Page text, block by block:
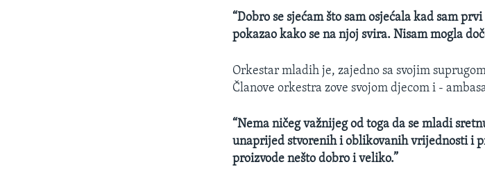
“Dobro se sjećam što sam osjećala kad sam
pokazao kako se na njoj svira. Nisam mogla
Orkestar mladih je, zajedno sa svojim
Članove orkestra zove svojom djecom i -
“Nema ničeg važnijeg od toga da se mladi
unaprijed stvorenih i oblikovanih vrijednosti i
proizvode nešto dobro i veliko.”